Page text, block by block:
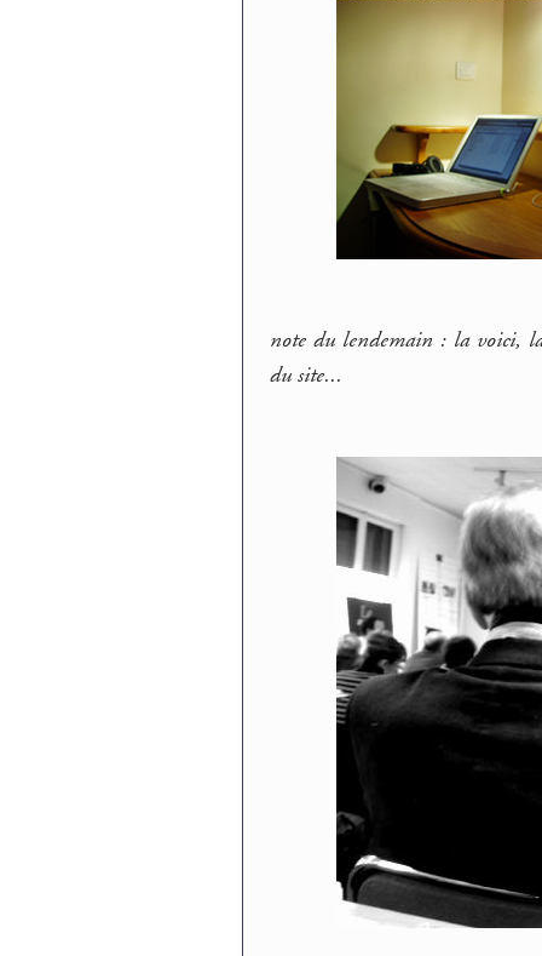
note du lendemain : la voici,
du site...